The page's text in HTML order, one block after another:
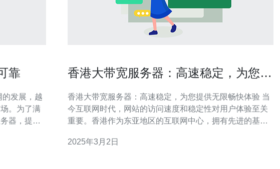
靠
。为了满
器，提供
务。无论
香港大带宽服务器：高速稳定，为您提
香港大带宽服务器：高速稳定，为您提供无限畅快体验 当
今互联网时代，网站的访问速度和稳定性对用户体验至关
重要。香港作为东亚地区的互联网中心，拥有先进的基础
使用户能够畅享无限的上网体验。本文将介绍香港大带宽
2025年3月2日